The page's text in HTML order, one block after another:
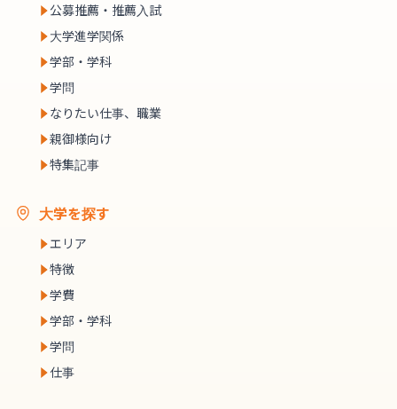
公募推薦・推薦入試
大学進学関係
学部・学科
学問
なりたい仕事、職業
親御様向け
特集記事
大学を探す
エリア
特徴
学費
学部・学科
学問
仕事